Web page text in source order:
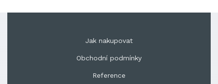
Jak nakupovat
Obchodní podmínky
Reference